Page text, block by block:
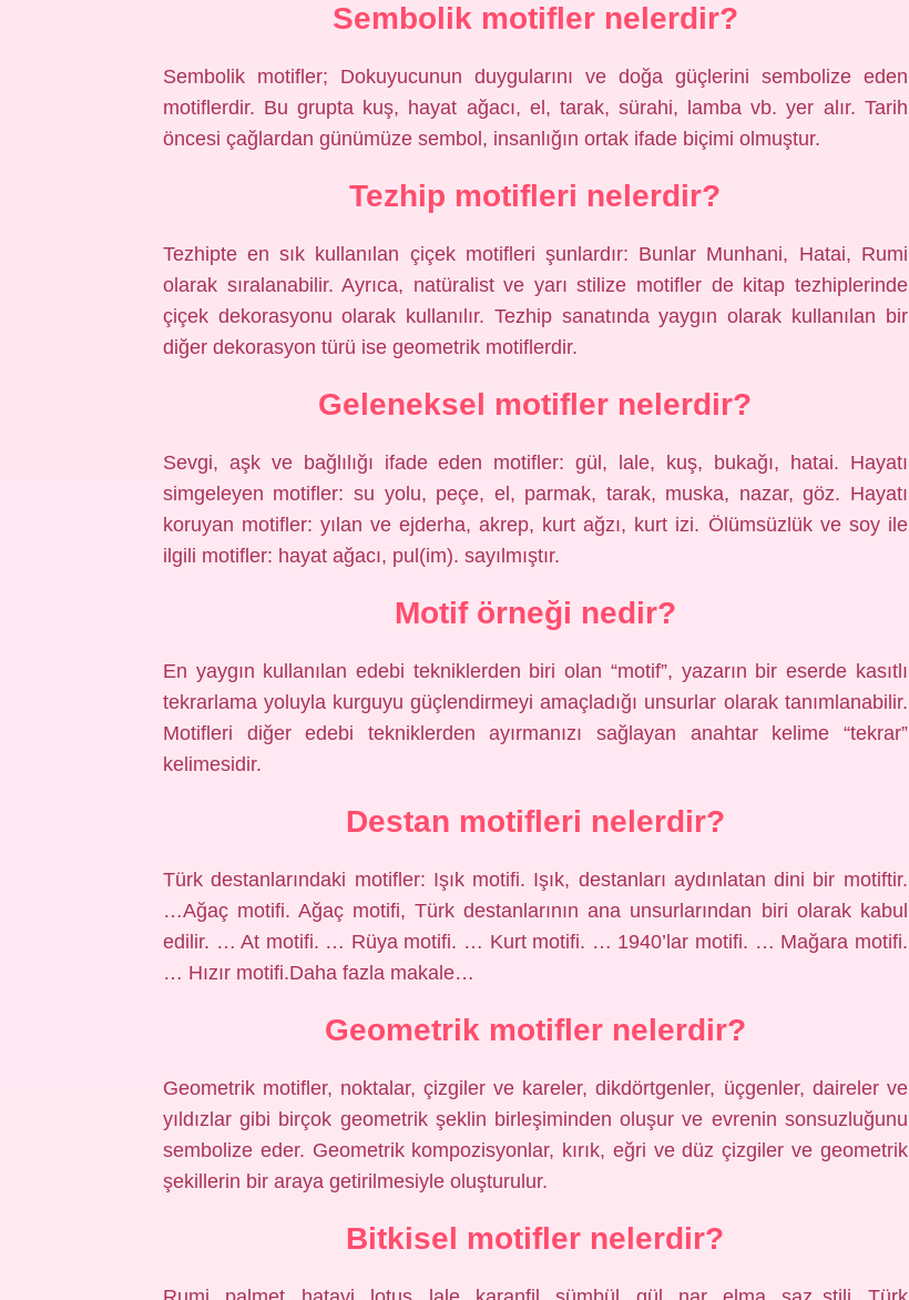
Sembolik motifler nelerdir?
Sembolik motifler; Dokuyucunun duygularını ve doğa güçlerini sembolize eden
motiflerdir. Bu grupta kuş, hayat ağacı, el, tarak, sürahi, lamba vb. yer alır. Tarih
öncesi çağlardan günümüze sembol, insanlığın ortak ifade biçimi olmuştur.
Tezhip motifleri nelerdir?
Tezhipte en sık kullanılan çiçek motifleri şunlardır: Bunlar Munhani, Hatai, Rumi
olarak sıralanabilir. Ayrıca, natüralist ve yarı stilize motifler de kitap tezhiplerinde
çiçek dekorasyonu olarak kullanılır. Tezhip sanatında yaygın olarak kullanılan bir
diğer dekorasyon türü ise geometrik motiflerdir.
Geleneksel motifler nelerdir?
Sevgi, aşk ve bağlılığı ifade eden motifler: gül, lale, kuş, bukağı, hatai. Hayatı
simgeleyen motifler: su yolu, peçe, el, parmak, tarak, muska, nazar, göz. Hayatı
koruyan motifler: yılan ve ejderha, akrep, kurt ağzı, kurt izi. Ölümsüzlük ve soy ile
ilgili motifler: hayat ağacı, pul(im). sayılmıştır.
Motif örneği nedir?
En yaygın kullanılan edebi tekniklerden biri olan “motif”, yazarın bir eserde kasıtlı
tekrarlama yoluyla kurguyu güçlendirmeyi amaçladığı unsurlar olarak tanımlanabilir.
Motifleri diğer edebi tekniklerden ayırmanızı sağlayan anahtar kelime “tekrar”
kelimesidir.
Destan motifleri nelerdir?
Türk destanlarındaki motifler: Işık motifi. Işık, destanları aydınlatan dini bir motiftir.
…Ağaç motifi. Ağaç motifi, Türk destanlarının ana unsurlarından biri olarak kabul
edilir. … At motifi. … Rüya motifi. … Kurt motifi. … 1940’lar motifi. … Mağara motifi.
… Hızır motifi.Daha fazla makale…
Geometrik motifler nelerdir?
Geometrik motifler, noktalar, çizgiler ve kareler, dikdörtgenler, üçgenler, daireler ve
yıldızlar gibi birçok geometrik şeklin birleşiminden oluşur ve evrenin sonsuzluğunu
sembolize eder. Geometrik kompozisyonlar, kırık, eğri ve düz çizgiler ve geometrik
şekillerin bir araya getirilmesiyle oluşturulur.
Bitkisel motifler nelerdir?